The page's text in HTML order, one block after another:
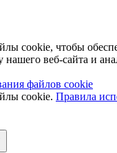
cookie, чтобы
веб-сайта и
файлов cookie
cookie. Правила